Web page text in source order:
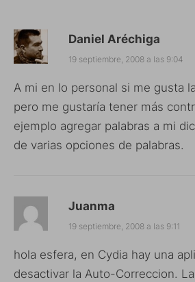
Daniel Aréchiga
19 septiembre, 2008 a las 9:04
A mi en lo personal si me gusta
pero me gustaría tener más
ejemplo agregar palabras a mi
de varias opciones de palabras.
Juanma
19 septiembre, 2008 a las 9:11
hola esfera, en Cydia hay una
desactivar la Auto-Correccion.